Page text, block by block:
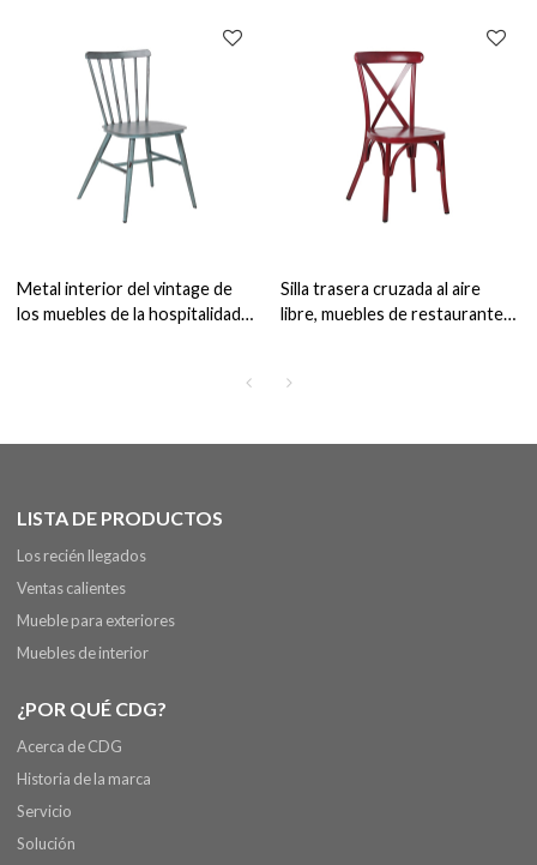
Metal interior del vintage de
los muebles de la hospitalidad
Silla trasera cruzada al aire
libre, muebles de restaurante,
LISTA DE PRODUCTOS
Los recién llegados
Ventas calientes
Mueble para exteriores
Muebles de interior
¿POR QUÉ CDG?
Acerca de CDG
Historia de la marca
Servicio
Solución